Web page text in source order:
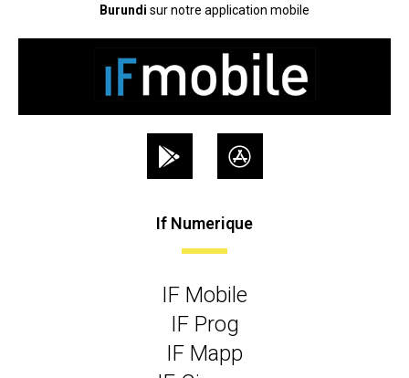
Burundi sur notre application mobile
If Numerique
IF Mobile
IF Prog
IF Mapp